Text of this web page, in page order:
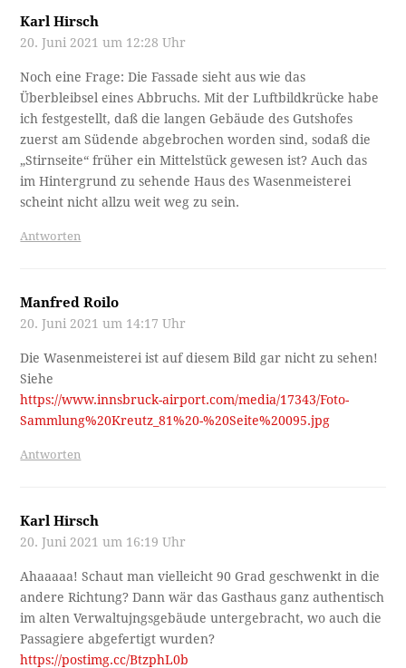
Karl Hirsch
20. Juni 2021 um 12:28 Uhr
Noch eine Frage: Die Fassade sieht aus wie das
Überbleibsel eines Abbruchs. Mit der Luftbildkrücke habe
ich festgestellt, daß die langen Gebäude des Gutshofes
zuerst am Südende abgebrochen worden sind, sodaß die
„Stirnseite“ früher ein Mittelstück gewesen ist? Auch das
im Hintergrund zu sehende Haus des Wasenmeisterei
scheint nicht allzu weit weg zu sein.
Antworten
Manfred Roilo
20. Juni 2021 um 14:17 Uhr
Die Wasenmeisterei ist auf diesem Bild gar nicht zu sehen!
Siehe
https://www.innsbruck-airport.com/media/17343/Foto-
Sammlung%20Kreutz_81%20-%20Seite%20095.jpg
Antworten
Karl Hirsch
20. Juni 2021 um 16:19 Uhr
Ahaaaaa! Schaut man vielleicht 90 Grad geschwenkt in die
andere Richtung? Dann wär das Gasthaus ganz authentisch
im alten Verwaltujngsgebäude untergebracht, wo auch die
Passagiere abgefertigt wurden?
https://postimg.cc/BtzphL0b